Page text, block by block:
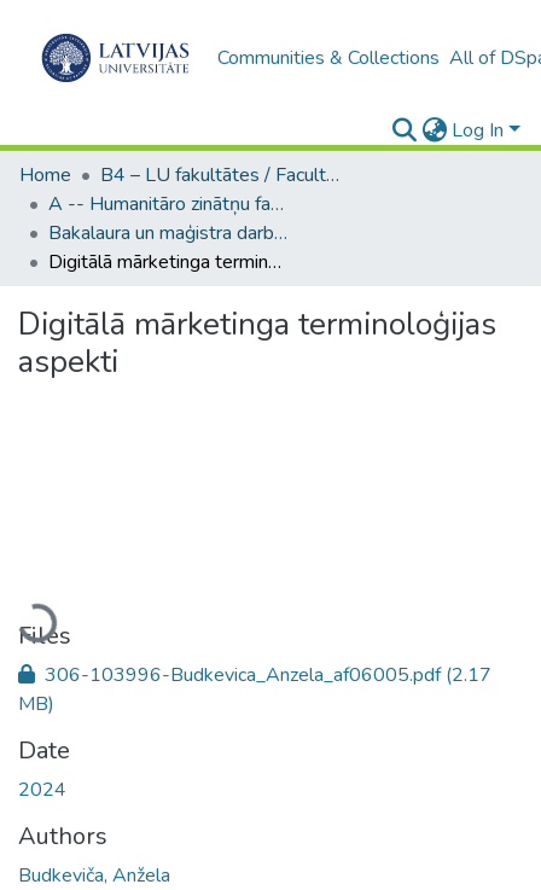
Communities & Collections All of
Log In
Home
B4 – LU fakultātes / Faculties of the UL
A -- Humanitāro zinātņu fakultāte / Faculty of Humanities
Bakalaura un maģistra darbi (HZF) / Bachelor's and Master's theses
Digitālā mārketinga terminoloģijas aspekti
Digitālā mārketinga terminoloģijas
aspekti
Loading...
Files
306-103996-Budkevica_Anzela_af06005.pdf(2.17
MB)
Date
2024
Authors
Budkeviča, Anžela